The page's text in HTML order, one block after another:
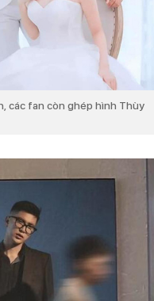
các fan còn ghép hình Thùy